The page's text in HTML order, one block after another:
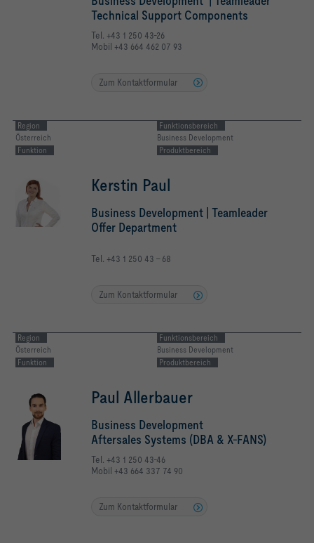
Technical Support Components
Tel. +43 1 250 43-26
Mobil +43 664 462 07 93
Zum Kontaktformular
Region
Österreich
Funktionsbereich
Business Development
Funktion
Produktbereich
Kerstin Paul
Business Development | Teamleader
Offer Department
Tel. +43 1 250 43 - 68
Zum Kontaktformular
Region
Österreich
Funktionsbereich
Business Development
Funktion
Produktbereich
Paul Allerbauer
Business Development
Aftersales Systems (DBA & X-FANS)
Tel. +43 1 250 43-46
Mobil +43 664 337 74 90
Zum Kontaktformular